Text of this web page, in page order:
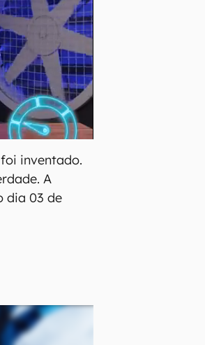
inventado.
A
dia 03 de